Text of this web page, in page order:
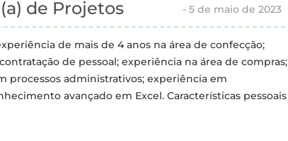
de Projetos - 5 de maio de 2023
de mais de 4 anos na área de confecção;
de pessoal; experiência na área de compras;
processos administrativos; experiência em
avançado em Excel. Características pessoais